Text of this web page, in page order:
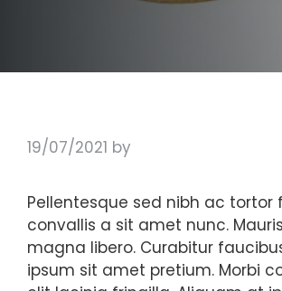
19/07/2021 by
Pellentesque sed nibh ac tortor
convallis a sit amet nunc.
magna libero. Curabitur
ipsum sit amet pretium. Morbi